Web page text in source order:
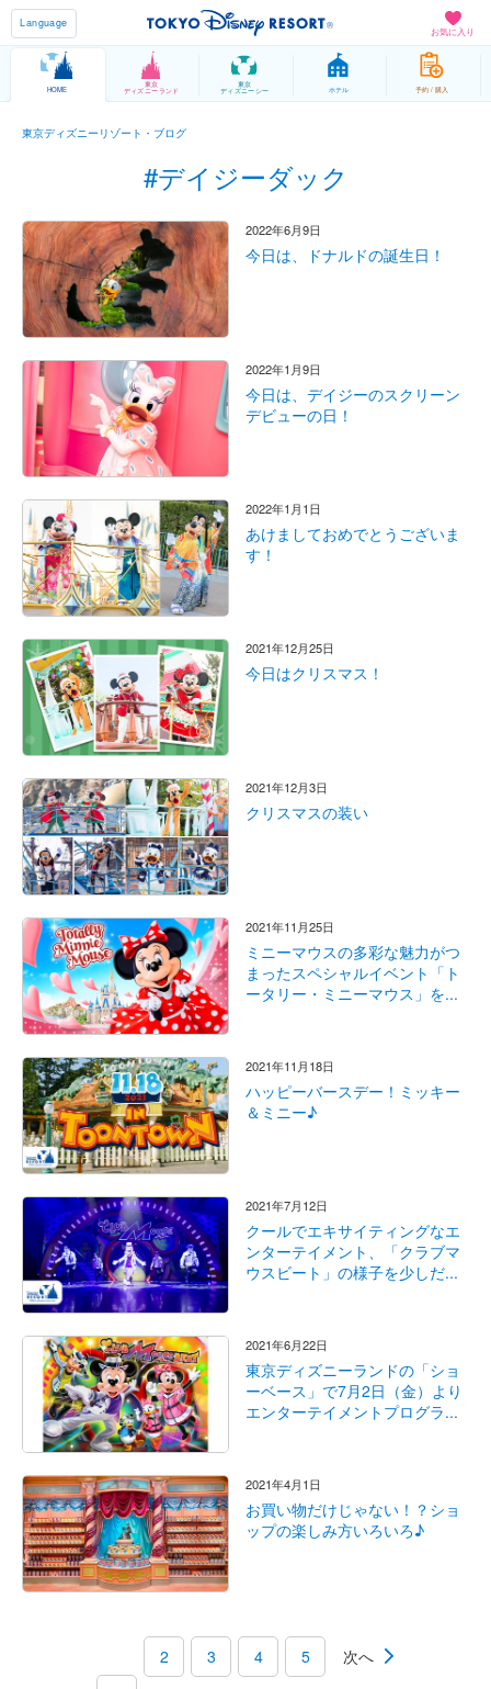
お気に入り
Language
HOME
東京
ディズニーランド
東京
ディズニーシー ホテル 予約 / 購入
東京ディズニーリゾート・ブログ
#デイジーダック
2022年6月9日
今日は、ドナルドの誕生日！
2022年1月9日
今日は、デイジーのスクリーン
デビューの日！
2022年1月1日
あけましておめでとうございま
す！
2021年12月25日
今日はクリスマス！
2021年12月3日
クリスマスの装い
2021年11月25日
ミニーマウスの多彩な魅力がつ
まったスペシャルイベント「ト
ータリー・ミニーマウス」を...
2021年11月18日
ハッピーバースデー！ミッキー
＆ミニー♪
2021年7月12日
クールでエキサイティングなエ
ンターテイメント、「クラブマ
ウスビート」の様子を少しだ...
2021年6月22日
東京ディズニーランドの「ショ
ーベース」で7月2日（金）より
エンターテイメントプログラ...
2021年4月1日
お買い物だけじゃない！？ショ
ップの楽しみ方いろいろ♪
2 3 4 5 次へ